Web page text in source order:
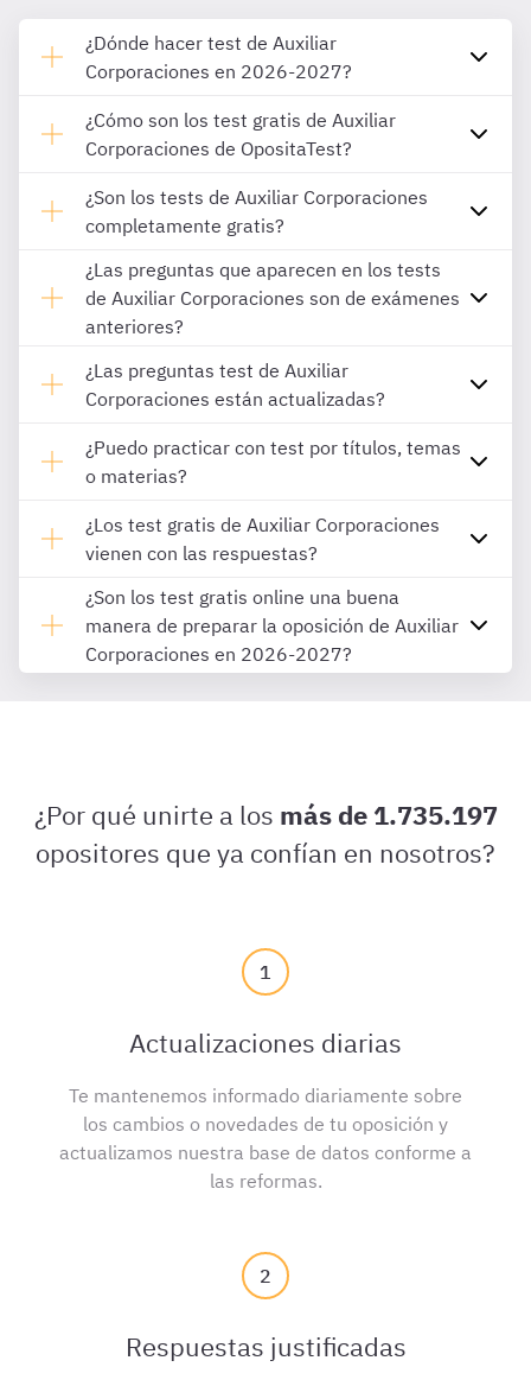
¿Dónde hacer test de Auxiliar
Corporaciones en 2026-2027?
¿Cómo son los test gratis de Auxiliar
Corporaciones de OpositaTest?
¿Son los tests de Auxiliar Corporaciones
completamente gratis?
¿Las preguntas que aparecen en los tests
de Auxiliar Corporaciones son de exámenes
anteriores?
¿Las preguntas test de Auxiliar
Corporaciones están actualizadas?
¿Puedo practicar con test por títulos, temas
o materias?
¿Los test gratis de Auxiliar Corporaciones
vienen con las respuestas?
¿Son los test gratis online una buena
manera de preparar la oposición de Auxiliar
Corporaciones en 2026-2027?
¿Por qué unirte a los más de 1.735.197
opositores que ya confían en nosotros?
1
Actualizaciones diarias
Te mantenemos informado diariamente sobre
los cambios o novedades de tu oposición y
actualizamos nuestra base de datos conforme a
las reformas.
2
Respuestas justificadas